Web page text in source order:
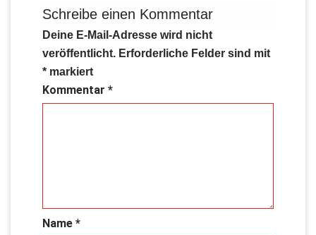
Schreibe einen Kommentar
Deine E-Mail-Adresse wird nicht
veröffentlicht. Erforderliche Felder sind mit
* markiert
Kommentar *
Name *